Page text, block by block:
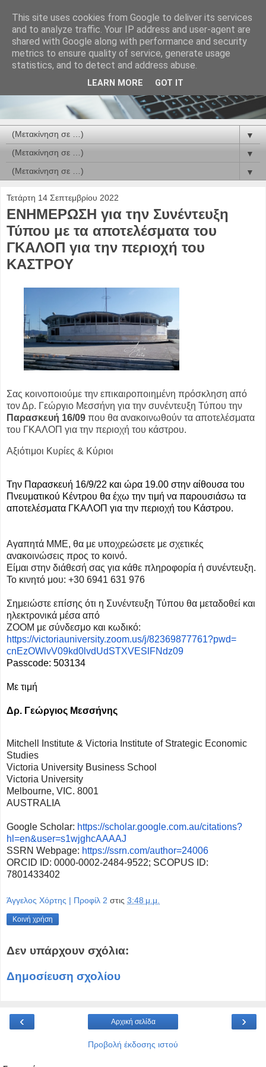
▼
▼
▼
Τετάρτη 14 Σεπτεμβρίου 2022
ΕΝΗΜΕΡΩΣΗ για την Συνέντευξη
Τύπου με τα αποτελέσματα του
ΓΚΑΛΟΠ για την περιοχή του
ΚΑΣΤΡΟΥ
Σας κοινοποιούμε την επικαιροποιημένη πρόσκληση από
τον Δρ. Γεώργιο Μεσσήνη για την συνέντευξη Τύπου την
Παρασκευή 16/09 που θα ανακοινωθούν τα αποτελέσματα
του ΓΚΑΛΟΠ για την περιοχή του κάστρου.
Αξιότιμοι Κυρίες & Κύριοι
Την Παρασκευή 16/9/22 και ώρα 19.00 στην αίθουσα του
Πνευματικού Κέντρου θα έχω την τιμή να παρουσιάσω τα
αποτελέσματα ΓΚΑΛΟΠ για την περιοχή του Κάστρου.
Αγαπητά ΜΜΕ, θα με υποχρεώσετε με σχετικές
ανακοινώσεις προς το κοινό.
Είμαι στην διάθεσή σας για κάθε πληροφορία ή συνέντευξη.
Το κινητό μου: +30 6941 631 976
Σημειώστε επίσης ότι η Συνέντευξη Τύπου θα μεταδοθεί και
ηλεκτρονικά μέσα από
ΖΟΟΜ με σύνδεσμο και κωδικό:
https://victoriauniversity.zoom.us/j/82369877761?pwd=
cnEzOWlvV09kd0lvdUdSTXVESlFNdz09
Passcode: 503134
Με τιμή
Δρ. Γεώργιος Μεσσήνης
Mitchell Institute & Victoria Institute of Strategic Economic
Studies
Victoria University Business School
Victoria University
Melbourne, VIC. 8001
AUSTRALIA
Google Scholar: https://scholar.google.com.au/citations?
hl=en&user=s1wjghcAAAAJ
SSRN Webpage: https://ssrn.com/author=24006
ORCID ID: 0000-0002-2484-9522; SCOPUS ID:
7801433402
Άγγελος Χόρτης | Προφίλ 2 στις 3:48 μ.μ.
Κοινή χρήση
Δεν υπάρχουν σχόλια:
Δημοσίευση σχολίου
‹ ›
Αρχική σελίδα
Προβολή έκδοσης ιστού
This site uses cookies from Google to deliver its services
and to analyze traffic. Your IP address and user-agent are
shared with Google along with performance and security
metrics to ensure quality of service, generate usage
statistics, and to detect and address abuse.
LEARN MORE GOT IT